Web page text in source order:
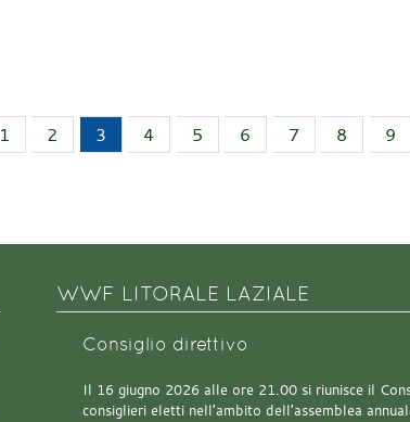
1 2 3 4 5 6 7 8 9
WWF LITORALE LAZIALE
Consiglio direttivo
Il 16 giugno 2026 alle ore 21.00 si riunisce il
consiglieri eletti nell’ambito dell’assemblea